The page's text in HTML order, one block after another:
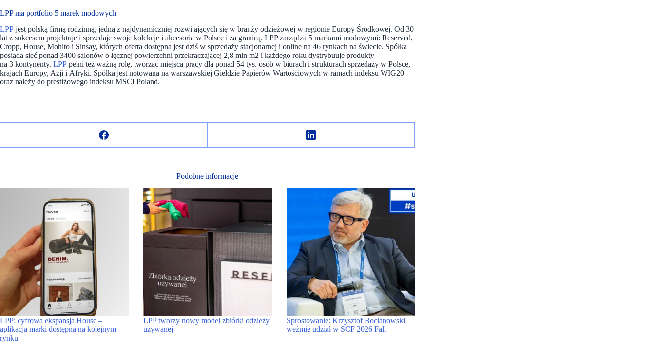
LPP ma portfolio 5 marek modowych
LPP jest polską firmą rodzinną, jedną z najdynamiczniej rozwijających się w branży odzieżowej w regionie Europy Środkowej. Od 30
lat z sukcesem projektuje i sprzedaje swoje kolekcje i akcesoria w Polsce i za granicą. LPP zarządza 5 markami modowymi: Reserved,
Cropp, House, Mohito i Sinsay, których oferta dostępna jest dziś w sprzedaży stacjonarnej i online na 46 rynkach na świecie. Spółka
posiada sieć ponad 3400 salonów o łącznej powierzchni przekraczającej 2,8 mln m2 i każdego roku dystrybuuje produkty
na 3 kontynenty. LPP pełni też ważną rolę, tworząc miejsca pracy dla ponad 54 tys. osób w biurach i strukturach sprzedaży w Polsce,
krajach Europy, Azji i Afryki. Spółka jest notowana na warszawskiej Giełdzie Papierów Wartościowych w ramach indeksu WIG20
oraz należy do prestiżowego indeksu MSCI Poland.
Podobne informacje
LPP: cyfrowa ekspansja House –
aplikacja marki dostępna na kolejnym
rynku
LPP tworzy nowy model zbiórki odzieży
używanej
Sprostowanie: Krzysztof Bocianowski
weźmie udział w SCF 2026 Fall